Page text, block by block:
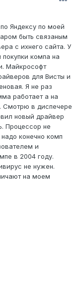
Яндексу по моей
быть связаным
с ихнего сайта. У
компа на
Майкрософт
для Висты и
Я не раз
работает а на
Смотрю в диспечере
новый драйвер
Процессор не
конечно комп
и
в 2004 году.
не нужен.
на моем